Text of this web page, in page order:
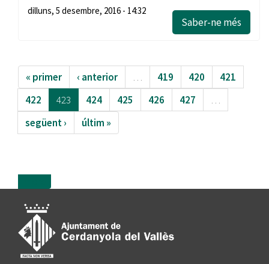
dilluns, 5 desembre, 2016 - 14:32
Saber-ne més
« primer ‹ anterior … 419 420
421
422
423 424 425 426 427
…
següent ›
últim »